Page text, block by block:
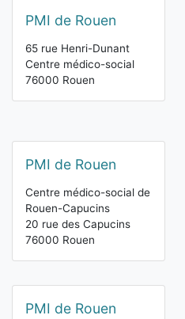
PMI de Rouen
65 rue Henri-Dunant
Centre médico-social
76000 Rouen
PMI de Rouen
Centre médico-social de
Rouen-Capucins
20 rue des Capucins
76000 Rouen
PMI de Rouen